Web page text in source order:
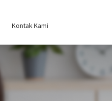
Kontak Kami